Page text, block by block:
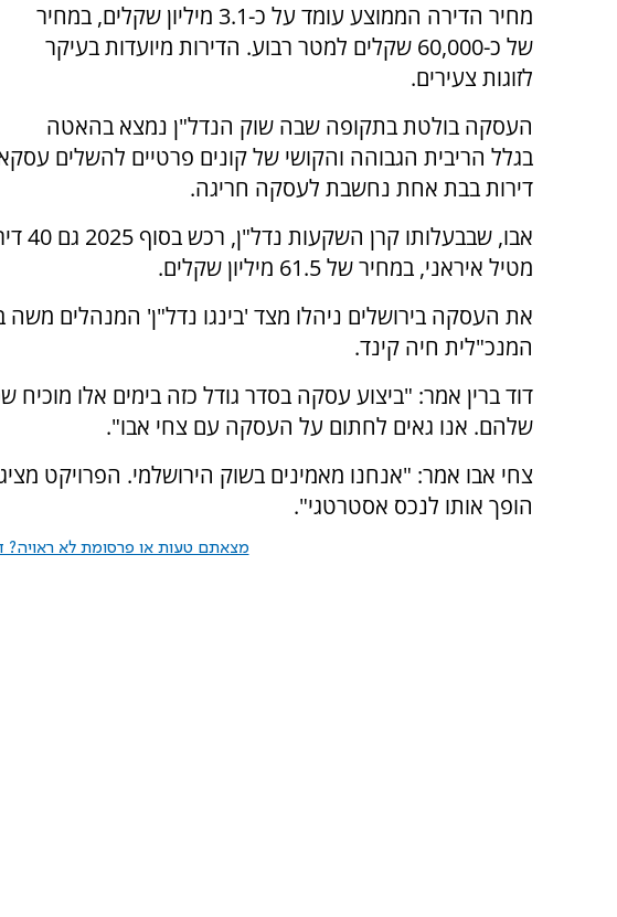
מחיר הדירה הממוצע עומד על כ-3.1 מיליון שקלים, במחיר
של כ-60,000 שקלים למטר רבוע. הדירות מיועדות בעיקר
לזוגות צעירים.
העסקה בולטת בתקופה שבה שוק הנדל"ן נמצא בהאטה
בגלל הריבית הגבוהה והקושי של קונים פרטיים להשלים
דירות בבת אחת נחשבת לעסקה חריגה.
אבו,
מטיל איראני, במחיר של 61.5 מיליון שקלים.
את העסקה בירושלים ניהלו מצד 'בינגו נדל"ן' המנהלים משה
המנכ"לית חיה קינד.
דוד ברין אמר: "ביצוע עסקה בסדר גודל כזה בימים אלו מוכיח
שלהם. אנו גאים לחתום על העסקה עם צחי אבו".
צחי אבו אמר: "אנחנו מאמינים בשוק הירושלמי. הפרויקט
הופך אותו לנכס אסטרטגי".
מצאתם טעות או פרסומת לא ראויה?